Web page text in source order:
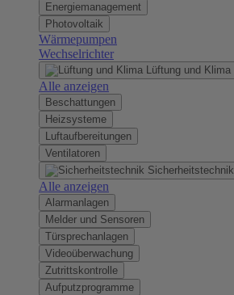
Energiemanagement
Photovoltaik
Wärmepumpen
Wechselrichter
Lüftung und Klima
Alle anzeigen
Beschattungen
Heizsysteme
Luftaufbereitungen
Ventilatoren
Sicherheitstechnik
Alle anzeigen
Alarmanlagen
Melder und Sensoren
Türsprechanlagen
Videoüberwachung
Zutrittskontrolle
Aufputzprogramme